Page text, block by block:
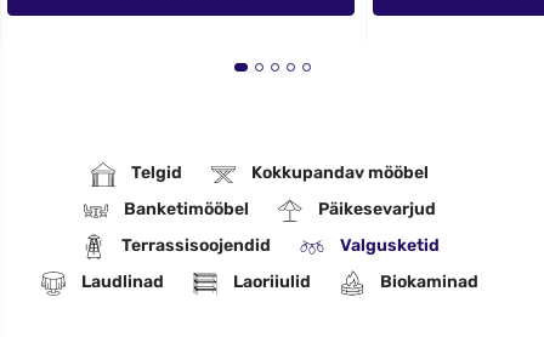
Telgid
Kokkupandav mööbel
Banketimööbel
Päikesevarjud
Terrassisoojendid
Valgusketid
Laudlinad
Laoriiulid Biokaminad